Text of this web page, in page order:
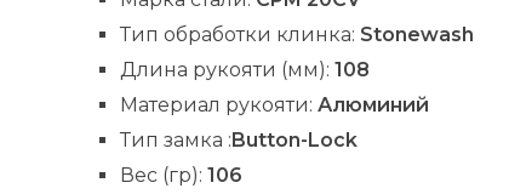
Тип обработки клинка: Stonewash
Длина рукояти (мм): 108
Материал рукояти: Алюминий
Тип замка :Button-Lock
Вес (гр): 106